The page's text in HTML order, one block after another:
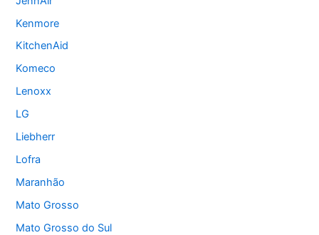
Kenmore
KitchenAid
Komeco
Lenoxx
LG
Liebherr
Lofra
Maranhão
Mato Grosso
Mato Grosso do Sul